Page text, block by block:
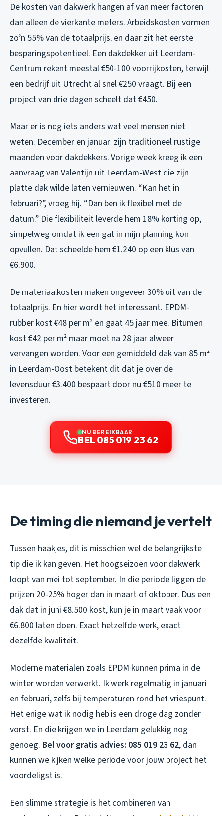
De kosten van dakwerk hangen af van meer factoren
dan alleen de vierkante meters. Arbeidskosten vormen
zo’n 55% van de totaalprijs, en daar zit het eerste
besparingspotentieel. Een dakdekker uit Leerdam-
Centrum rekent meestal €50-100 voorrijkosten, terwijl
een bedrijf uit Utrecht al snel €250 vraagt. Bij een
project van drie dagen scheelt dat €450.
Maar er is nog iets anders wat veel mensen niet
weten. December en januari zijn traditioneel rustige
maanden voor dakdekkers. Vorige week kreeg ik een
aanvraag van Valentijn uit Leerdam-West die zijn
platte dak wilde laten vernieuwen. “Kan het in
februari?”, vroeg hij. “Dan ben ik flexibel met de
datum.” Die flexibiliteit leverde hem 18% korting op,
simpelweg omdat ik een gat in mijn planning kon
opvullen. Dat scheelde hem €1.240 op een klus van
€6.900.
De materiaalkosten maken ongeveer 30% uit van de
totaalprijs. En hier wordt het interessant. EPDM-
rubber kost €48 per m² en gaat 45 jaar mee. Bitumen
kost €42 per m² maar moet na 28 jaar alweer
vervangen worden. Voor een gemiddeld dak van 85 m²
in Leerdam-Oost betekent dit dat je over de
levensduur €3.400 bespaart door nu €510 meer te
investeren.
NU BEREIKBAAR
BEL 085 019 23 62
De timing die niemand je vertelt
Tussen haakjes, dit is misschien wel de belangrijkste
tip die ik kan geven. Het hoogseizoen voor dakwerk
loopt van mei tot september. In die periode liggen de
prijzen 20-25% hoger dan in maart of oktober. Dus een
dak dat in juni €8.500 kost, kun je in maart vaak voor
€6.800 laten doen. Exact hetzelfde werk, exact
dezelfde kwaliteit.
Moderne materialen zoals EPDM kunnen prima in de
winter worden verwerkt. Ik werk regelmatig in januari
en februari, zelfs bij temperaturen rond het vriespunt.
Het enige wat ik nodig heb is een droge dag zonder
vorst. En die krijgen we in Leerdam gelukkig nog
genoeg. Bel voor gratis advies: 085 019 23 62, dan
kunnen we kijken welke periode voor jouw project het
voordeligst is.
Een slimme strategie is het combineren van